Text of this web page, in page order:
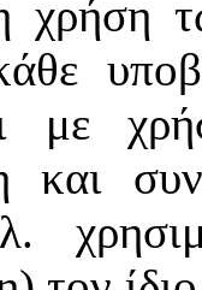
χρήση
με
και